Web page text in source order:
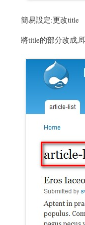
簡易設定:更改title
將title的部分改成,